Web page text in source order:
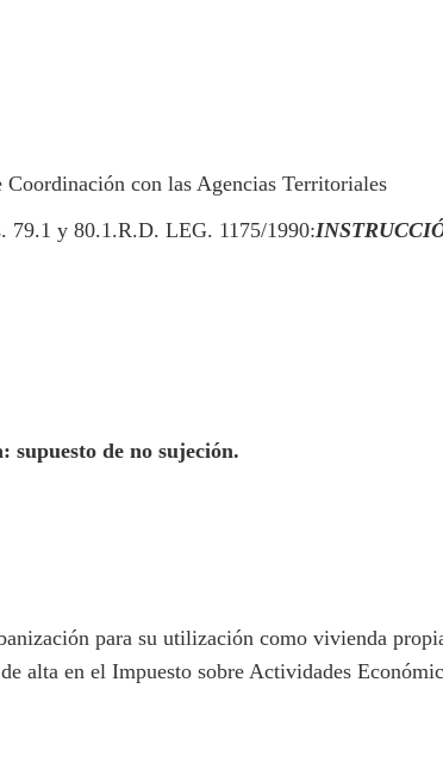
con las Agencias Territoriales
79.1 y 80.1.R.D. LEG. 1175/1990:
supuesto de no sujeción.
para su utilización como vivienda
alta en el Impuesto sobre Actividades